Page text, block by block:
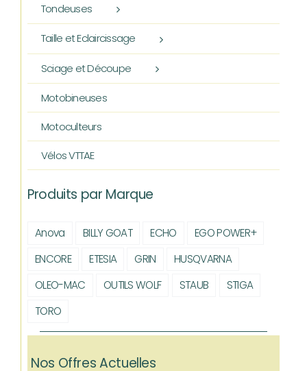
Tondeuses
Taille et Eclaircissage
Sciage et Découpe
Motobineuses
Motoculteurs
Vélos VTTAE
Produits par Marque
Anova BILLY GOAT ECHO
EGO POWER+
ENCORE
ETESIA GRIN
HUSQVARNA
OLEO-MAC
OUTILS WOLF STAUB
STIGA
TORO
Nos Offres Actuelles